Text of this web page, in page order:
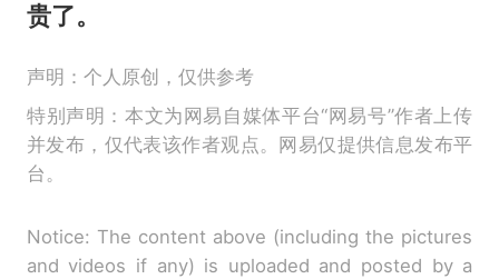
贵了。
声明：个人原创，仅供参考
特别声明：本文为网易自媒体平台“网易号”作者上传
并发布，仅代表该作者观点。网易仅提供信息发布平
台。
Notice: The content above (including the pictures
and videos if any) is uploaded and posted by a